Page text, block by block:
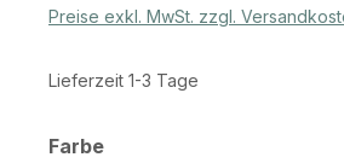
Preise exkl. MwSt. zzgl.
Lieferzeit 1-3 Tage
Farbeauswählen